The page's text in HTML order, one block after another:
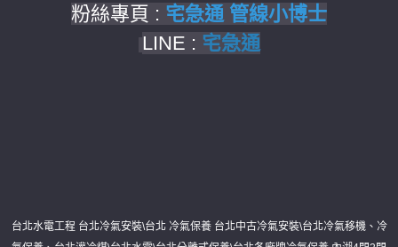
粉絲專頁 : 宅急通 管線小博士
LINE : 宅急通
台北水電工程 台北冷氣安裝\台北 冷氣保養 台北中古冷氣安裝\台北冷氣移機、冷